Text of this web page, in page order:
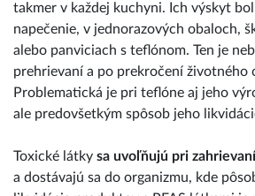
takmer v každej kuchyni. Ich výskyt
napečenie, v jednorazových obaloch,
alebo panviciach s teflónom. Ten je
prehrievaní a po prekročení životného
Problematická je pri teflóne aj jeho
ale predovšetkým spôsob jeho
Toxické látky sa uvoľňujú pri
a dostávajú sa do organizmu, kde